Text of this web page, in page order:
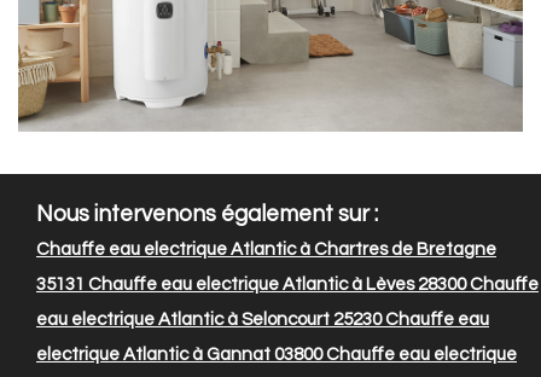
Nous intervenons également sur :
Chauffe eau electrique Atlantic à Chartres de Bretagne
35131 Chauffe eau electrique Atlantic à Lèves 28300Chauffe
eau electrique Atlantic à Seloncourt 25230Chauffe eau
electrique Atlantic à Gannat 03800Chauffe eau electrique